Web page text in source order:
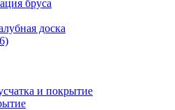
бруса
доска
и покрытие